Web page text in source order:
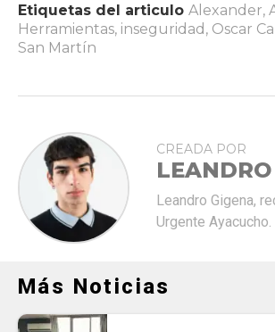
Etiquetas del articulo Alexander,
Herramientas, inseguridad , Oscar
San Martín
CREADA POR
Leandro Gigena,
Urgente Ayacucho.
Más Noticias